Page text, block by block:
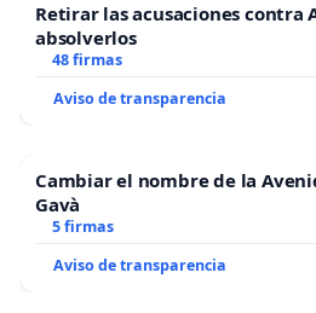
Retirar las acusaciones contra
absolverlos
48 firmas
Aviso de transparencia
Cambiar el nombre de la
Gavà
5 firmas
Aviso de transparencia